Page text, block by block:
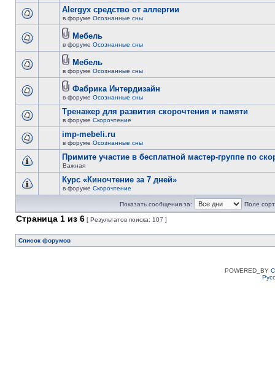
Alergyx средство от аллергии
в форуме Осознанные сны
Мебель
в форуме Осознанные сны
Мебель
в форуме Осознанные сны
Фабрика Интердизайн
в форуме Осознанные сны
Тренажер для развития скорочтения и памяти
в форуме Скорочтение
imp-mebeli.ru
в форуме Осознанные сны
Примите участие в бесплатной мастер-группе по
Важная
Курс «Киночтение за 7 дней»
в форуме Скорочтение
Показать сообщения за: Поле
Страница 1 из 6 [ Результатов поиска: 107 ]
Список форумов
POWERED_BY